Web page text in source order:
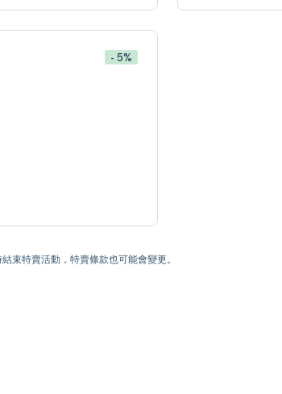
- 5%
束特賣活動，特賣條款也可能會變更。